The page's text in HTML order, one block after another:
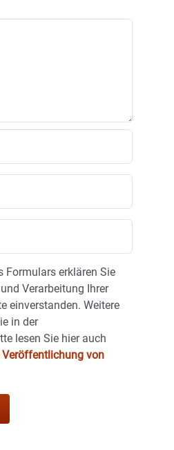
Formulars erklären Sie
Verarbeitung Ihrer
einverstanden. Weitere
in der
lesen Sie hier auch
von